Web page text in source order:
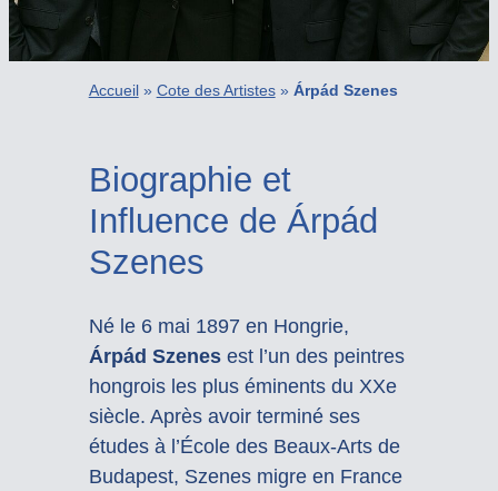
Accueil» Cote des Artistes» Árpád Szenes
Biographie et
Influence de Árpád
Szenes
Né le 6 mai 1897 en Hongrie,
Árpád Szenesest l’un des peintres
hongrois les plus éminents du XXe
siècle. Après avoir terminé ses
études à l’École des Beaux-Arts de
Budapest, Szenes migre en France